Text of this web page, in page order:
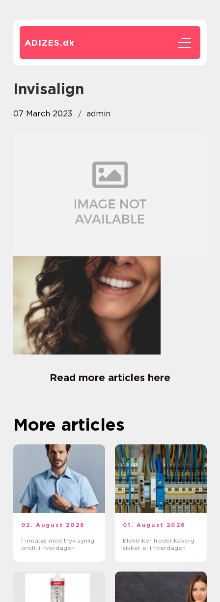
ADIZES.dk
invisalign
07 March 2023 admin
Read more articles here
More articles
02. August 2026
Firmatøj med tryk synlig
profil i hverdagen
01. August 2026
Elektriker frederiksberg:
sikker el i hverdagen